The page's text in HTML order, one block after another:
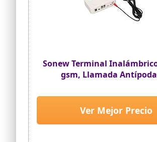
Sonew Terminal
gsm, Llamada Antípoda
Cuádruple, Llamada de
gsm, Llamada de Escritorio
Línea Telefónica, para
Ver Mejor Precio